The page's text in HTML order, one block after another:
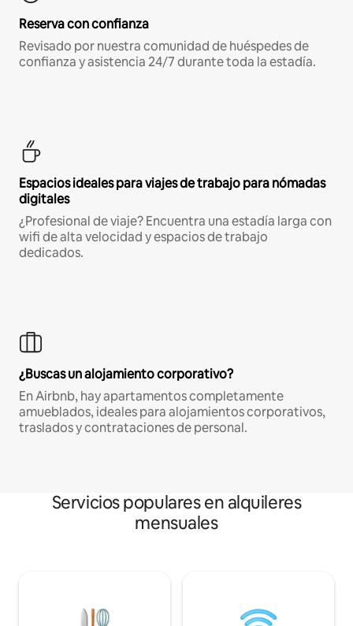
Reserva con confianza
Revisado por nuestra comunidad de huéspedes de
confianza y asistencia 24/7 durante toda la estadía.
Espacios ideales para viajes de trabajo para nómadas
digitales
¿Profesional de viaje? Encuentra una estadía larga con
wifi de alta velocidad y espacios de trabajo
dedicados.
¿Buscas un alojamiento corporativo?
En Airbnb, hay apartamentos completamente
amueblados, ideales para alojamientos corporativos,
traslados y contrataciones de personal.
Servicios populares en alquileres
mensuales